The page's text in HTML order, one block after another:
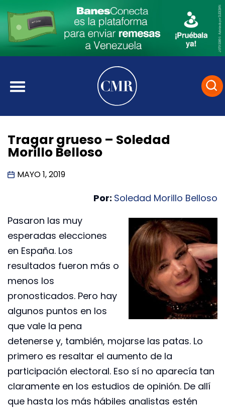
Tragar grueso – Soledad
Morillo Belloso
MAYO 1, 2019
Por: Soledad Morillo Belloso
Pasaron las muy
esperadas elecciones
en España. Los
resultados fueron más o
menos los
pronosticados. Pero hay
algunos puntos en los
que vale la pena
detenerse y, también, mojarse las patas. Lo
primero es resaltar el aumento de la
participación electoral. Eso sí no aparecía tan
claramente en los estudios de opinión. De allí
que hasta los más hábiles analistas estén